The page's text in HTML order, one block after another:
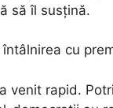
să îl susțină.
întâlnirea cu
venit rapid.